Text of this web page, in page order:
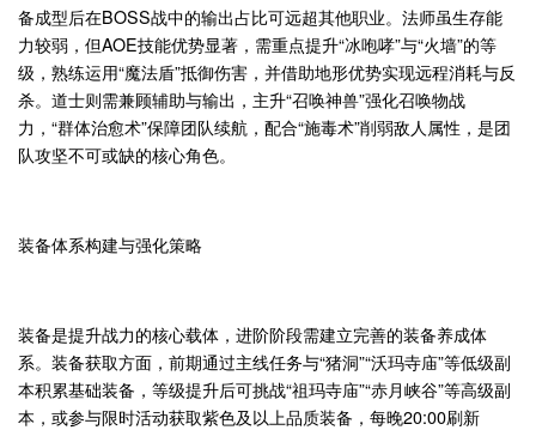
备成型后在BOSS战中的输出占比可远超其他职业。法师虽生存能
力较弱，但AOE技能优势显著，需重点提升“冰咆哮”与“火墙”的等
级，熟练运用“魔法盾”抵御伤害，并借助地形优势实现远程消耗与反
杀。道士则需兼顾辅助与输出，主升“召唤神兽”强化召唤物战
力，“群体治愈术”保障团队续航，配合“施毒术”削弱敌人属性，是团
队攻坚不可或缺的核心角色。
装备体系构建与强化策略
装备是提升战力的核心载体，进阶阶段需建立完善的装备养成体
系。装备获取方面，前期通过主线任务与“猪洞”“沃玛寺庙”等低级副
本积累基础装备，等级提升后可挑战“祖玛寺庙”“赤月峡谷”等高级副
本，或参与限时活动获取紫色及以上品质装备，每晚20:00刷新